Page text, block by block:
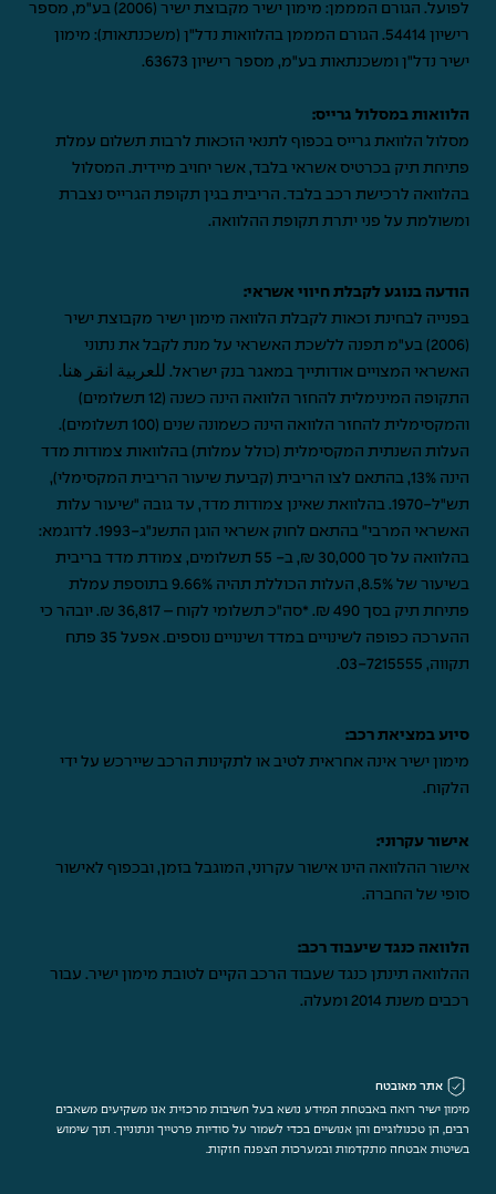
לפועל. הגורם המממן: מימון ישיר מקבוצת ישיר (2006) בע"מ, מספר
רישיון 54414. הגורם המממן בהלוואות נדל"ן (משכנתאות): מימון
ישיר נדל"ן ומשכנתאות בע"מ, מספר רישיון 63673.
הלוואות במסלול גרייס:
מסלול הלוואת גרייס בכפוף לתנאי הזכאות לרבות תשלום עמלת
פתיחת תיק בכרטיס אשראי בלבד, אשר יחויב מיידית. המסלול
בהלוואה לרכישת רכב בלבד. הריבית בגין תקופת הגרייס נצברת
ומשולמת על פני יתרת תקופת ההלוואה.
הודעה בנוגע לקבלת חיווי אשראי:
בפנייה לבחינת זכאות לקבלת הלוואה מימון ישיר מקבוצת ישיר
(2006) בע"מ תפנה ללשכת האשראי על מנת לקבל את נתוני
האשראי המצויים אודותייך במאגר בנק ישראל. للعربية انقر هنا.
התקופה המינימלית להחזר הלוואה הינה כשנה (12 תשלומים)
והמקסימלית להחזר הלוואה הינה כשמונה שנים (100 תשלומים).
העלות השנתית המקסימלית (כולל עמלות) בהלוואות צמודות מדד
הינה 13%, בהתאם לצו הריבית (קביעת שיעור הריבית המקסימלי),
תש"ל-1970. בהלוואת שאינן צמודות מדד, עד גובה "שיעור עלות
האשראי המרבי" בהתאם לחוק אשראי הוגן התשנ"ג-1993. לדוגמא:
בהלוואה על סך 30,000 ₪, ב- 55 תשלומים, צמודת מדד בריבית
בשיעור של 8.5%, העלות הכוללת תהיה 9.66% בתוספת עמלת
פתיחת תיק בסך 490 ₪. *סה"כ תשלומי לקוח – 36,817 ₪. יובהר כי
ההערכה כפופה לשינויים במדד ושינויים נוספים. אפעל 35 פתח
תקווה, 03-7215555
.
סיוע במציאת רכב:
מימון ישיר אינה אחראית לטיב או לתקינות הרכב שיירכש על ידי
הלקוח.
אישור עקרוני:
אישור ההלוואה הינו אישור עקרוני, המוגבל בזמן, ובכפוף לאישור
סופי של החברה.
הלוואה כנגד שיעבוד רכב:
ההלוואה תינתן כנגד שעבוד הרכב הקיים לטובת מימון ישיר. עבור
רכבים משנת 2014 ומעלה.
אתר מאובטח
מימון ישיר רואה באבטחת המידע נושא בעל חשיבות מרכזית אנו משקיעים משאבים
רבים, הן טכנולוגיים והן אנושיים בכדי לשמור על סודיות פרטייך ונתונייך. תוך שימוש
בשיטות אבטחה מתקדמות ובמערכות הצפנה חזקות.